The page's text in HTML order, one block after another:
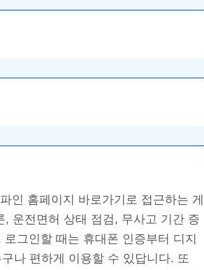
인 홈페이지 바로가기로 접근하는 게
, 운전면허 상태 점검, 무사고 기간 증
그인할 때는 휴대폰 인증부터 디지
나 편하게 이용할 수 있답니다. 또